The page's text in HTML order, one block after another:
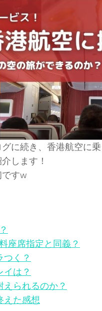
に続き、香港航空に
します！
すw
座席指定と同義？
く？
は？
られるのか？
えた感想